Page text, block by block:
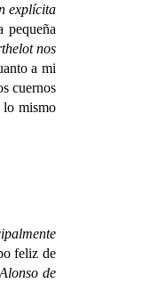
explícita
pequeña
nos
a mi
cuernos
lo mismo
feliz de
de